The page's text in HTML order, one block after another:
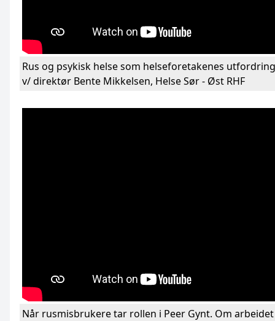
Rus og psykisk helse som helseforetakenes utfordring
v/ direktør Bente Mikkelsen, Helse Sør - Øst RHF
Når rusmisbrukere tar rollen i Peer Gynt. Om